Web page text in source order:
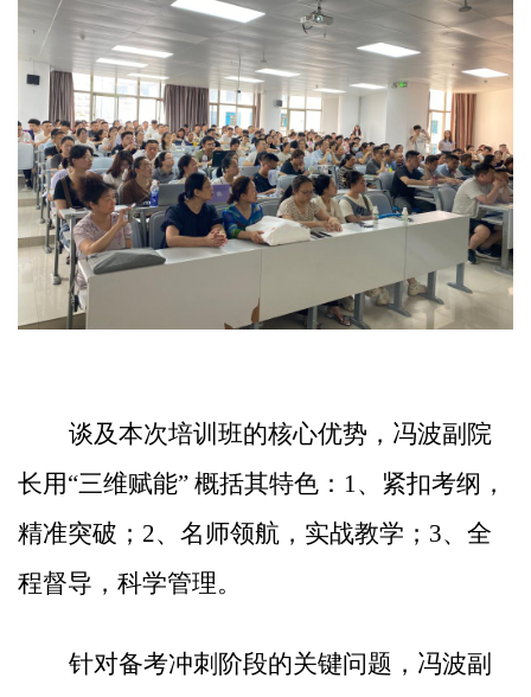
谈及本次培训班的核心优势，冯波副院
长用“三维赋能” 概括其特色： 1、 紧扣考纲，
精准突破； 2、 名师领航，实战教学； 3、全
程督导，科学管理。
针对备考冲刺阶段的关键问题，冯波副